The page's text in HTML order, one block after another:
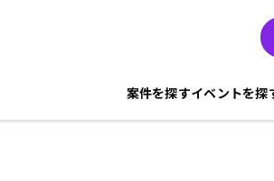
案件を探すイベントを探